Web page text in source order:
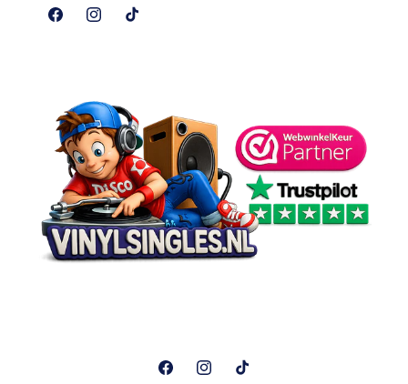
FacebookInstagramTikTok
FacebookInstagramTikTok